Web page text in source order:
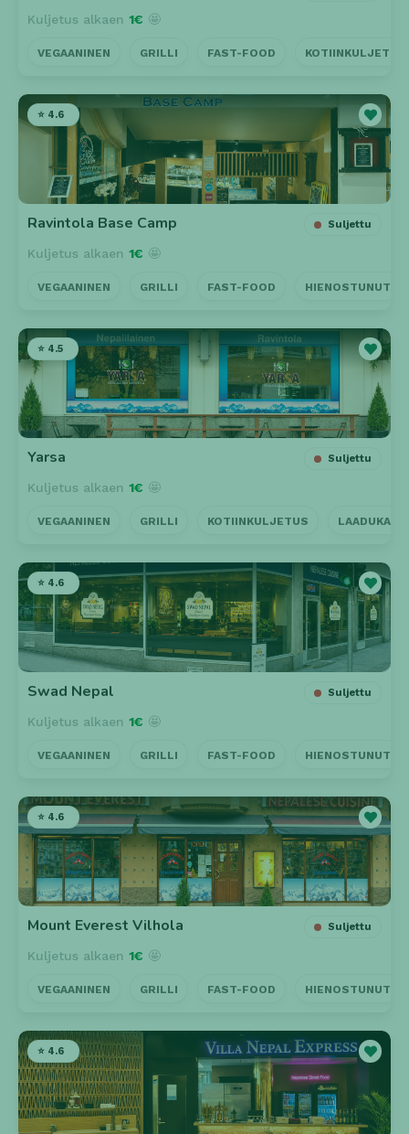
Kuljetus alkaen 1€ 🤩
VEGAANINEN GRILLI FAST-FOOD KOTIINKULJETUS
⭐ 4.6
Ravintola Base Camp Suljettu
Kuljetus alkaen 1€ 🤩
VEGAANINEN GRILLI FAST-FOOD HIENOSTUNUT
⭐ 4.5
Yarsa Suljettu
Kuljetus alkaen 1€ 🤩
VEGAANINEN GRILLI KOTIINKULJETUS LAADUKAS
⭐ 4.6
Swad Nepal Suljettu
Kuljetus alkaen 1€ 🤩
VEGAANINEN GRILLI FAST-FOOD HIENOSTUNUT
⭐ 4.6
Mount Everest Vilhola Suljettu
Kuljetus alkaen 1€ 🤩
VEGAANINEN GRILLI FAST-FOOD HIENOSTUNUT
⭐ 4.6